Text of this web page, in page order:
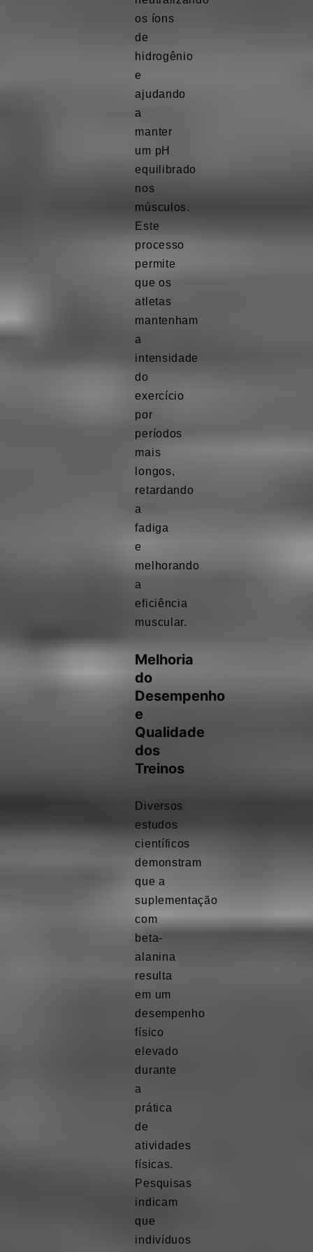
os íons
de
hidrogênio
e
ajudando
a
manter
um pH
equilibrado
nos
músculos.
Este
processo
permite
que os
atletas
mantenham
a
intensidade
do
exercício
por
períodos
mais
longos,
retardando
a
fadiga
e
melhorando
a
eficiência
muscular.
Melhoria
do
Desempenho
e
Qualidade
dos
Treinos
Diversos
estudos
científicos
demonstram
que a
suplementação
com
beta-
alanina
resulta
em um
desempenho
físico
elevado
durante
a
prática
de
atividades
físicas.
Pesquisas
indicam
que
indivíduos